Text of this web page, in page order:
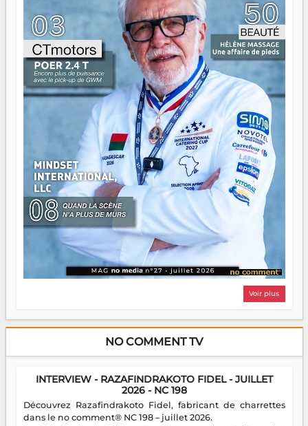
n'est pas un combat de générations — c'est une question
d'équipage. Partagez vos réussites, mais aussi vos échecs.
Surtout vos échecs, d'ailleurs — ils enseignent mieux que
n'importe quel manuel. À Madagascar, la barque avance.
Il faut juste s'assurer que tout le monde rame dans le
même sens.
Voir plus
NO COMMENT TV
INTERVIEW - RAZAFINDRAKOTO FIDEL - JUILLET
2026 - NC 198
Découvrez Razafindrakoto Fidel, fabricant de charrettes
dans le no comment® NC 198 – juillet 2026.